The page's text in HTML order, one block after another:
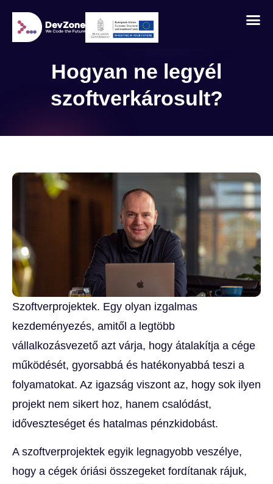
Hogyan ne legyél
szoftverkárosult?
Szoftverprojektek. Egy olyan izgalmas
kezdeményezés, amitől a legtöbb
vállalkozásvezető azt várja, hogy átalakítja a cége
működését, gyorsabbá és hatékonyabbá teszi a
folyamatokat. Az igazság viszont az, hogy sok ilyen
projekt nem sikert hoz, hanem csalódást,
időveszteséget és hatalmas pénzkidobást.
A szoftverprojektek egyik legnagyobb veszélye,
hogy a cégek óriási összegeket fordítanak rájuk,